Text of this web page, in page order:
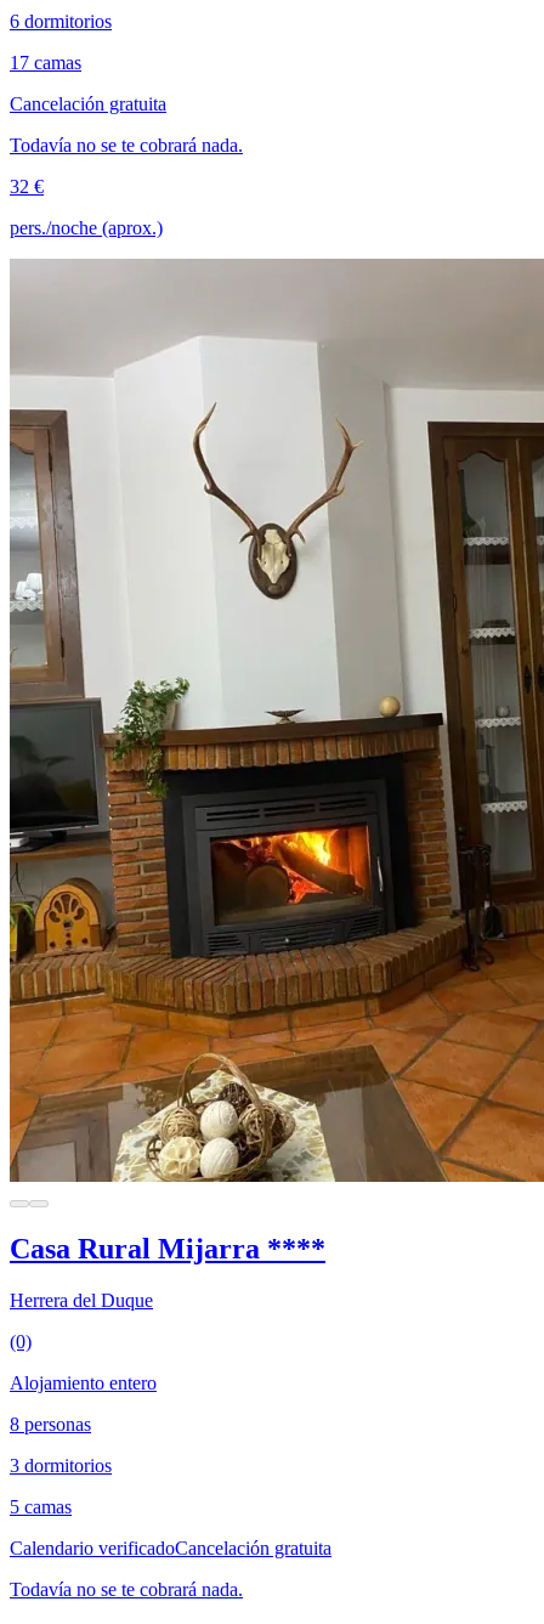
6 dormitorios
17 camas
Cancelación gratuita
Todavía no se te cobrará nada.
32 €
pers./noche (aprox.)
Casa Rural Mijarra ****
Herrera del Duque
(0)
Alojamiento entero
8 personas
3 dormitorios
5 camas
Calendario verificadoCancelación gratuita
Todavía no se te cobrará nada.